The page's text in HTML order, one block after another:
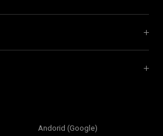
Andorid (Google)